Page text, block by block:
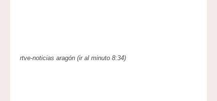
rtve-noticias aragón (ir al minuto 8:34)